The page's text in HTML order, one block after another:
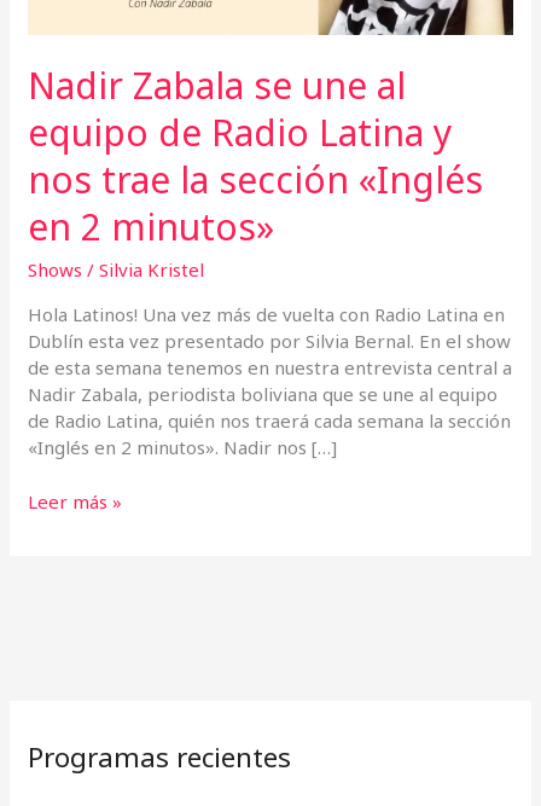
Nadir Zabala se une al
equipo de Radio Latina y
nos trae la sección «Inglés
en 2 minutos»
Shows /Silvia Kristel
Hola Latinos! Una vez más de vuelta con Radio Latina en
Dublín esta vez presentado por Silvia Bernal. En el show
de esta semana tenemos en nuestra entrevista central a
Nadir Zabala, periodista boliviana que se une al equipo
de Radio Latina, quién nos traerá cada semana la sección
«Inglés en 2 minutos». Nadir nos […]
nos
la
«Inglés
en
2
minutos»
Leer más »
Programas recientes